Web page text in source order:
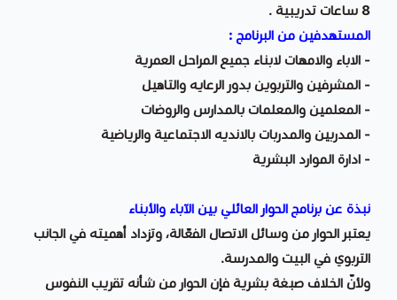
8 ساعات تدريبية .
المستهدفين من البرنامج :
- الاباء والامهات لابناء جميع المراحل العمرية
- المشرفين والتربوين بدور الرعايه والتاهيل
- المعلمين والمعلمات بالمدارس والروضات
- المدربين والمدربات بالانديه الاجتماعية والرياضية
- ادارة الموارد البشرية
نبذة عن برنامج الحوار العائلي بين الآباء والأبناء
يعتبر الحوار من وسائل الاتصال الفعّالة، وتزداد أهميته في الجانب
التربوي في البيت والمدرسة.
ولأنّ الخلاف صبغة بشرية فإن الحوار من شأنه تقريب النفوس